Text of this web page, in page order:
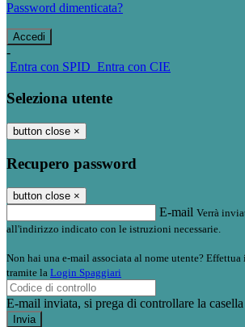
Password dimenticata?
-
Entra con SPID Entra con CIE
Seleziona utente
button close ×
Recupero password
button close ×
E-mail Verrà
all'indirizzo indicato con le istruzioni necessarie.
Non hai una e-mail associata al nome utente? Effettua
tramite la Login Spaggiari
E-mail inviata, si prega di controllare la